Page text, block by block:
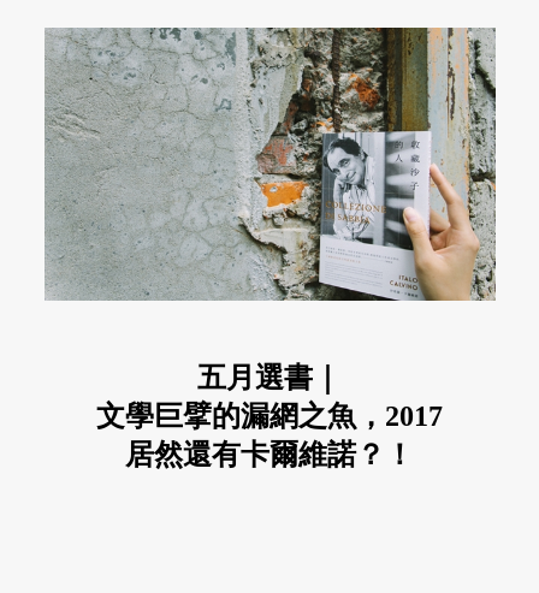
五月選書｜
文學巨擘的漏網之魚，2017
居然還有卡爾維諾？！